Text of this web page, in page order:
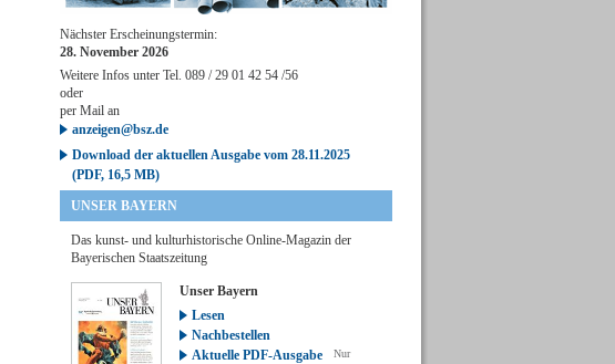
Nächster Erscheinungstermin:
28. November 2026
Weitere Infos unter Tel. 089 / 29 01 42 54 /56
oder
per Mail an
anzeigen@bsz.de
Download der aktuellen Ausgabe vom 28.11.2025
(PDF, 16,5 MB)
UNSER BAYERN
Das kunst- und kulturhistorische Online-Magazin der
Bayerischen Staatszeitung
Unser Bayern
Lesen
Nachbestellen
Aktuelle PDF-Ausgabe
Nur